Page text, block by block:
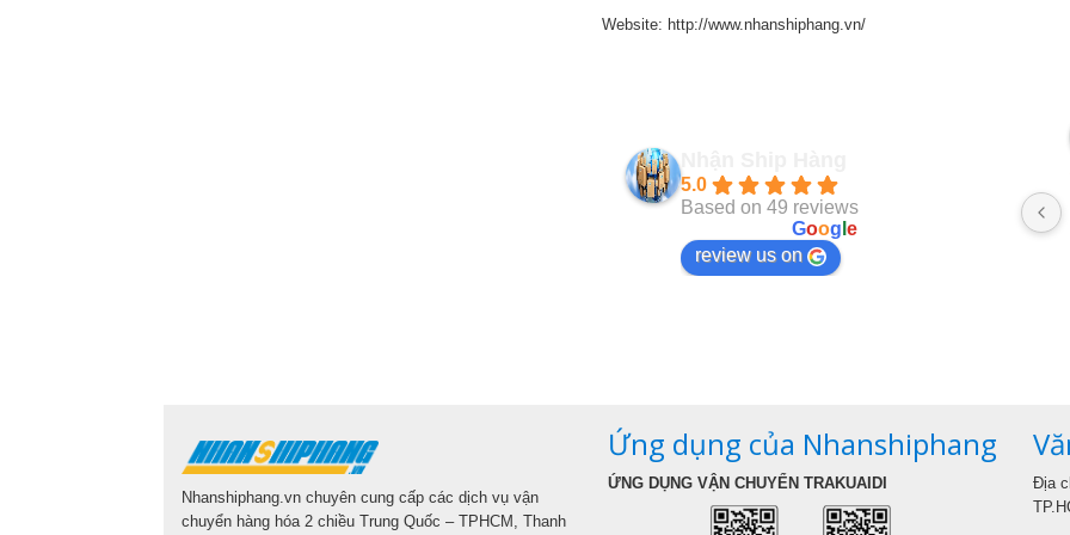
Website: http://www.nhanshiphang.vn/
5.0
Based on 49 reviews
Goog e
review us on
Nhanshiphang.vn chuyên cung cấp các dịch vụ vận
chuyển hàng hóa 2 chiều Trung Quốc – TPHCM, Thanh
Ứng dụng của Nhanshiphang
ỨNG DỤNG VẬN CHUYỂN TRAKUAIDI
Địa